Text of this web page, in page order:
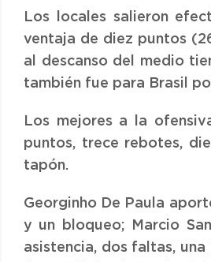
Los locales salieron
ventaja de diez puntos
al descanso del medio
también fue para Brasil
Los mejores a la
puntos, trece rebotes,
tapón.
Georginho De Paula
y un bloqueo; Marcio
asistencia, dos faltas,